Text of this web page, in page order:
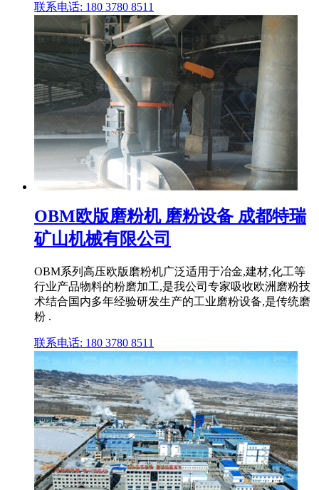
联系电话: 180 3780 8511
OBM欧版磨粉机 磨粉设备 成都特瑞
矿山机械有限公司
OBM系列高压欧版磨粉机广泛适用于冶金,建材,化工等
行业产品物料的粉磨加工,是我公司专家吸收欧洲磨粉技
术结合国内多年经验研发生产的工业磨粉设备,是传统磨
粉 .
联系电话: 180 3780 8511